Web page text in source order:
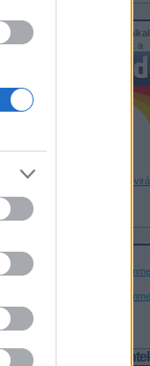
Közösségi média
partnerünk a
Virágcseppek - Bach
Utolsó